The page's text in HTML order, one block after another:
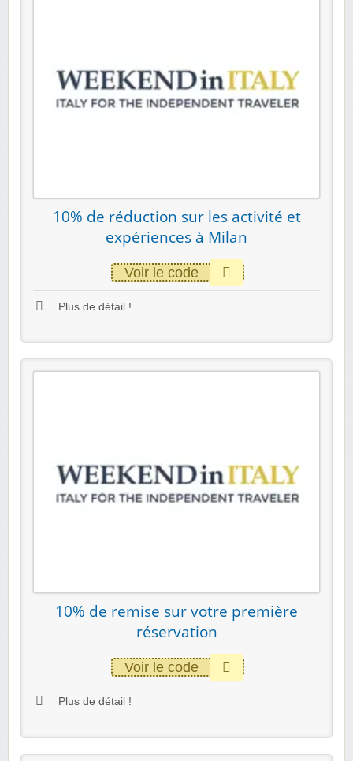
10% de réduction sur les activité et
expériences à Milan
Voir le code
Plus de détail !
10% de remise sur votre première
réservation
Voir le code
Plus de détail !